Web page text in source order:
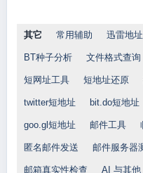
其它 常用辅助 迅雷地
BT种子分析 文件格式查询
短网址工具 短地址还原
twitter短地址 bit.do短地址
goo.gl短地址 邮件工具
匿名邮件发送 邮件服务器
邮箱真实性检查 AI 与其他